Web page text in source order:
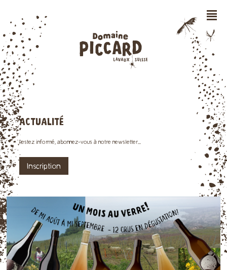
n
ACTUALITÉ
Restez informé, abonnez-vous à notre newsletter...
Inscription